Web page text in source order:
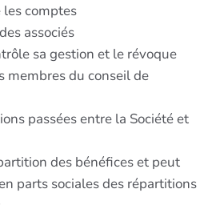
comptes
associés
sa gestion et le révoque
membres du conseil de
passées entre la Société et
des bénéfices et peut
parts sociales des répartitions